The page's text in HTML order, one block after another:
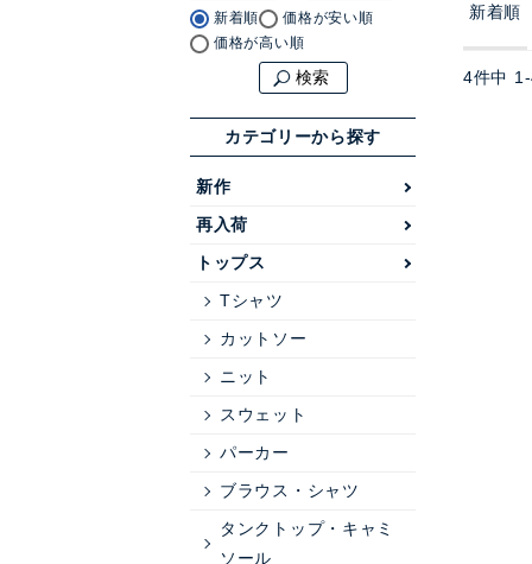
新着順
価格が安い順
価格が高い順
検索
カテゴリーから探す
新作
再入荷
トップス
Tシャツ
カットソー
ニット
スウェット
パーカー
ブラウス・シャツ
タンクトップ・キャミ
ソール
新着順
4件中 1 -